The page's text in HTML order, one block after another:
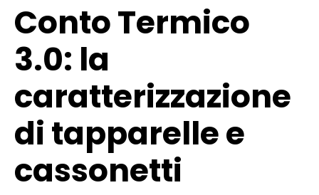
Conto Termico
3.0: la
caratterizzazione
di tapparelle e
cassonetti